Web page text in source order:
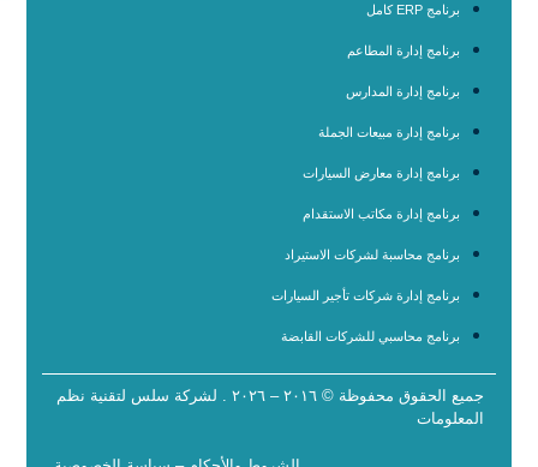
برنامج ERP كامل
برنامج إدارة المطاعم
برنامج إدارة المدارس
برنامج إدارة مبيعات الجملة
برنامج إدارة معارض السيارات
برنامج إدارة مكاتب الاستقدام
برنامج محاسبة لشركات الاستيراد
برنامج إدارة شركات تأجير السيارات
برنامج محاسبي للشركات القابضة
جميع الحقوق محفوظة © ٢٠١٦ – ٢٠٢٦ . لشركة سلس لتقنية نظم
المعلومات